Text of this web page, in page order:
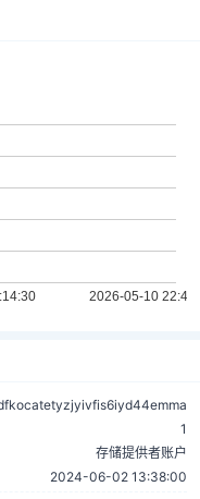
1
存储提供者账户
2024-06-02 13:38:00